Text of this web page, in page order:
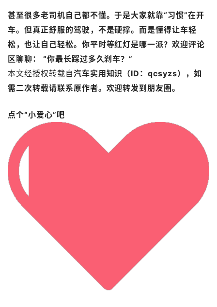
甚至很多老司机自己都不懂。于是大家就靠“习惯”在开
车。 但真正舒服的驾驶，不是硬撑。而是懂得让车轻
松，也让自己轻松。 你平时等红灯是哪一派？欢迎评论
区聊聊： “你最长踩过多久刹车？”
本文经授权转载自汽车实用知识（ID：qcsyzs），如
需二次转载请联系原作者。欢迎转发到朋友圈。
点个“小爱心”吧